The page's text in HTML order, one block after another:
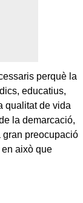
perquè la
educatius,
qualitat de vida
la demarcació,
gran preocupació
això que